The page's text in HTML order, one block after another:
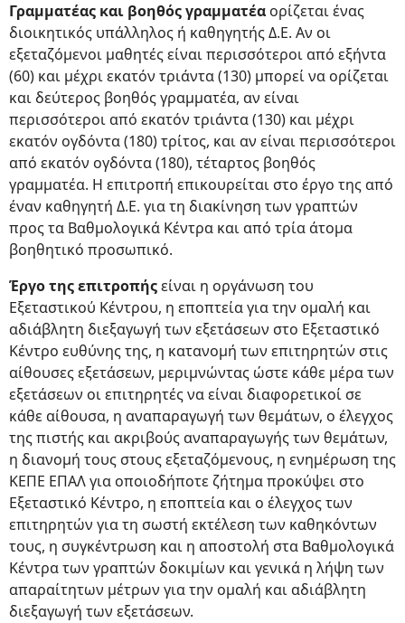
Γραμματέας και βοηθός γραμματέα ορίζεται ένας
διοικητικός υπάλληλος ή καθηγητής Δ.Ε. Αν οι
εξεταζόμενοι μαθητές είναι περισσότεροι από εξήντα
(60) και μέχρι εκατόν τριάντα (130) μπορεί να ορίζεται
και δεύτερος βοηθός γραμματέα, αν είναι
περισσότεροι από εκατόν τριάντα (130) και μέχρι
εκατόν ογδόντα (180) τρίτος, και αν είναι περισσότεροι
από εκατόν ογδόντα (180), τέταρτος βοηθός
γραμματέα. Η επιτροπή επικουρείται στο έργο της από
έναν καθηγητή Δ.Ε. για τη διακίνηση των γραπτών
προς τα Βαθμολογικά Κέντρα και από τρία άτομα
βοηθητικό προσωπικό.
Έργο της επιτροπήςείναι η οργάνωση του
Εξεταστικού Κέντρου, η εποπτεία για την ομαλή και
αδιάβλητη διεξαγωγή των εξετάσεων στο Εξεταστικό
Κέντρο ευθύνης της, η κατανομή των επιτηρητών στις
αίθουσες εξετάσεων, μεριμνώντας ώστε κάθε μέρα των
εξετάσεων οι επιτηρητές να είναι διαφορετικοί σε
κάθε αίθουσα, η αναπαραγωγή των θεμάτων, ο έλεγχος
της πιστής και ακριβούς αναπαραγωγής των θεμάτων,
η διανομή τους στους εξεταζόμενους, η ενημέρωση της
ΚΕΠΕ ΕΠΑΛ για οποιοδήποτε ζήτημα προκύψει στο
Εξεταστικό Κέντρο, η εποπτεία και ο έλεγχος των
επιτηρητών για τη σωστή εκτέλεση των καθηκόντων
τους, η συγκέντρωση και η αποστολή στα Βαθμολογικά
Κέντρα των γραπτών δοκιμίων και γενικά η λήψη των
απαραίτητων μέτρων για την ομαλή και αδιάβλητη
διεξαγωγή των εξετάσεων.